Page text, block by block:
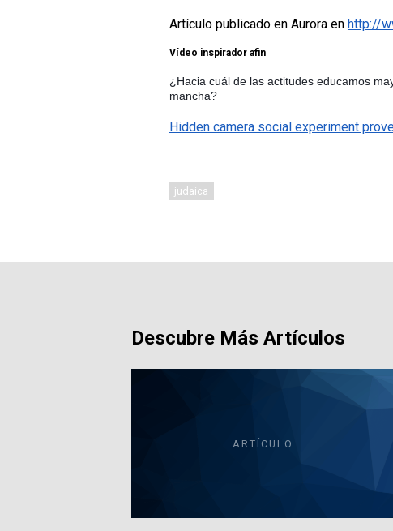
Artículo publicado en Aurora en http://
Vídeo inspirador afin
¿Hacia cuál de las actitudes educamos
mancha?
Hidden camera social experiment
judaica
Descubre Más Artículos
ARTÍCULO